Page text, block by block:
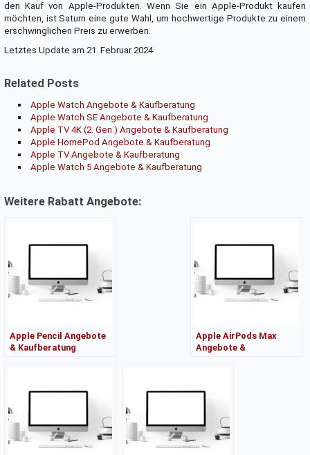
den Kauf von Apple-Produkten. Wenn Sie ein Apple-Produkt kaufen
möchten, ist Saturn eine gute Wahl, um hochwertige Produkte zu einem
erschwinglichen Preis zu erwerben.
Letztes Update am 21. Februar 2024
Related Posts
Apple Watch Angebote & Kaufberatung
Apple Watch SE Angebote & Kaufberatung
Apple TV 4K (2. Gen.) Angebote & Kaufberatung
Apple HomePod Angebote & Kaufberatung
Apple TV Angebote & Kaufberatung
Apple Watch 5 Angebote & Kaufberatung
Weitere Rabatt Angebote:
Apple Pencil Angebote
& Kaufberatung
Apple AirPods Max
Angebote &